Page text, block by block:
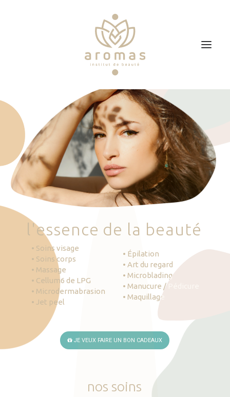
Soins
Je veux faire un bon cadeau
Plan d’accès
Prendre RDV
'essence de la beauté
• Soins visage
• Soins corps
• Massage
• Cellum6 de LPG
• Microdermabrasion
• Jet peel
• Épilation
• Art du regard
• Microblading
• Manucure / Pédicure
• Maquillage
JE VEUX FAIRE UN BON CADEAUX
nos soins